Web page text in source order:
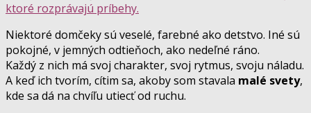
ktoré rozprávajú príbehy.
Niektoré domčeky sú veselé, farebné ako detstvo. Iné sú
pokojné, v jemných odtieňoch, ako nedeľné ráno.
Každý z nich má svoj charakter, svoj rytmus, svoju náladu.
A keď ich tvorím, cítim sa, akoby som stavala malé svety,
kde sa dá na chvíľu utiecť od ruchu.